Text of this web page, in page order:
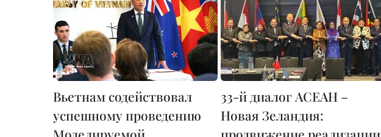
Вьетнам содействовал
успешному проведению
33-й диалог АСЕАН –
Новая Зеландия: